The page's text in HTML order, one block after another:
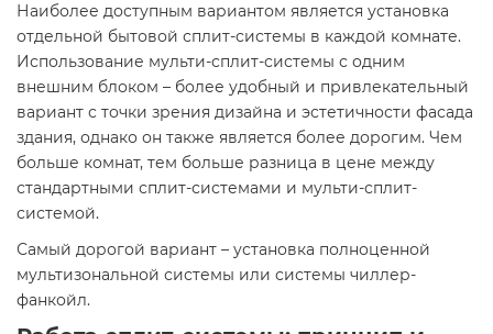
Наиболее доступным вариантом является установка
отдельной бытовой сплит-системы в каждой комнате.
Использование мульти-сплит-системы с одним
внешним блоком – более удобный и привлекательный
вариант с точки зрения дизайна и эстетичности фасада
здания, однако он также является более дорогим. Чем
больше комнат, тем больше разница в цене между
стандартными сплит-системами и мульти-сплит-
системой.
Самый дорогой вариант – установка полноценной
мультизональной системы или системы чиллер-
фанкойл.